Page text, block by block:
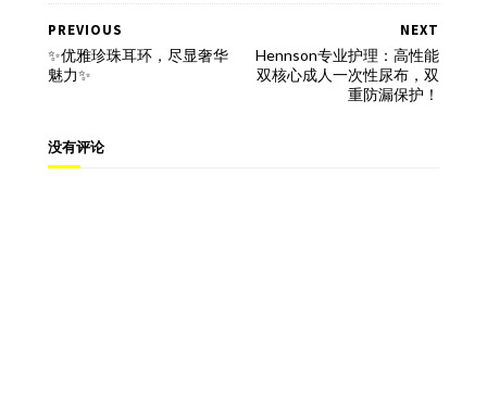
NEXT
Hennson专业护理：高性能
双核心成人一次性尿布，双
重防漏保护！
PREVIOUS
✨优雅珍珠耳环，尽显奢华
魅力✨
没有评论